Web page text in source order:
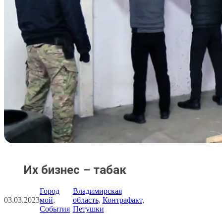
Их бизнес – табак
03.03.2023
Город
мой
События
Владимирская
область, Контрафакт
Петушки